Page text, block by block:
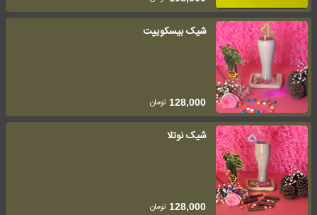
شیک بیسکوییت
128,000 تومان
شیک نوتلا
128,000 تومان